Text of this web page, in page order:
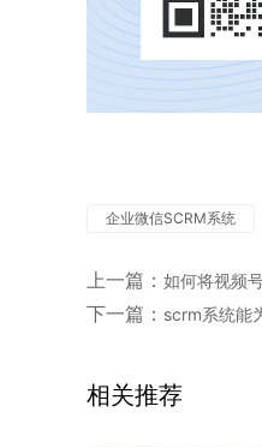
企业微信SCRM系统
上一篇： 如何将视频
下一篇： scrm系统能
相关推荐